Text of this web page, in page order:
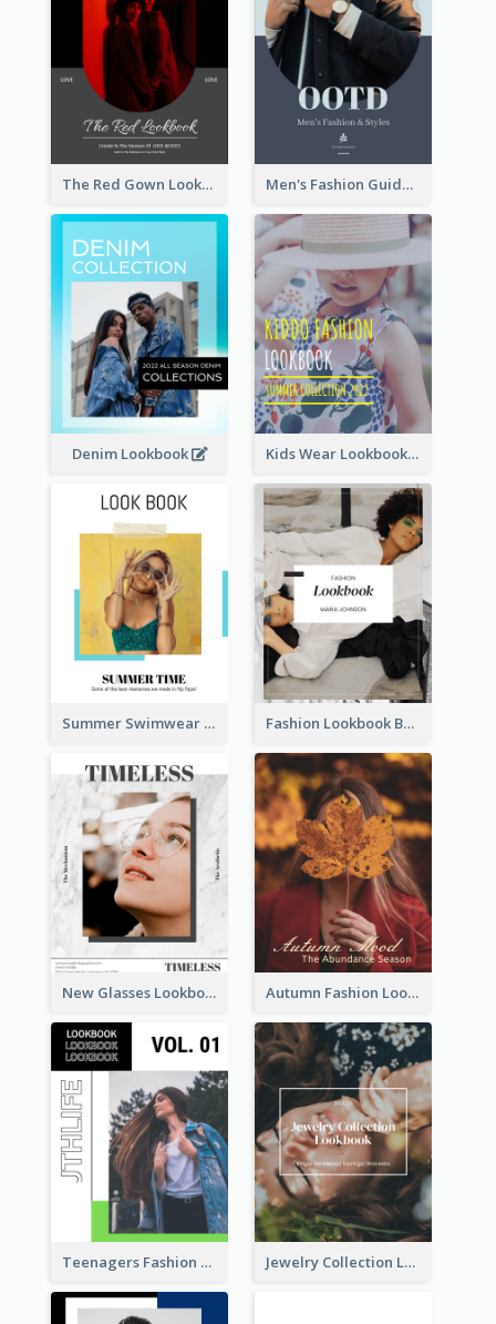
The Red Gown Lookbook Men's Fashion Guide Lookbook
Denim Lookbook Kids Wear Lookbook
Summer Swimwear Lookbook Fashion Lookbook Business Portfolio
New Glasses Lookbook Autumn Fashion Lookbook
Teenagers Fashion Lookbook Jewelry Collection Lookbook